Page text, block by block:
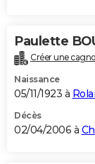
Paulette
Créer une
Naissance
05/11/1923 à
Décès
02/04/2006 à